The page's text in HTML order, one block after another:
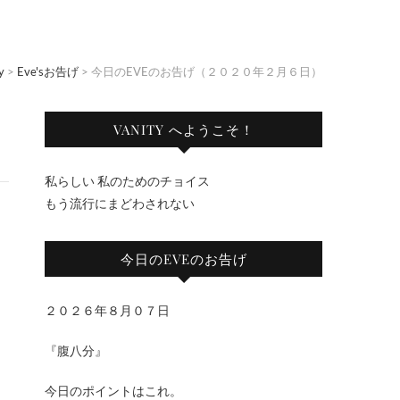
> Eve'sお告げ > 今日のEVEのお告げ（２０２０年２月６日）
VANITY へようこそ！
私らしい 私のためのチョイス
もう流行にまどわされない
今日のEVEのお告げ
２０２６年８月０７日
『腹八分』
今日のポイントはこれ。